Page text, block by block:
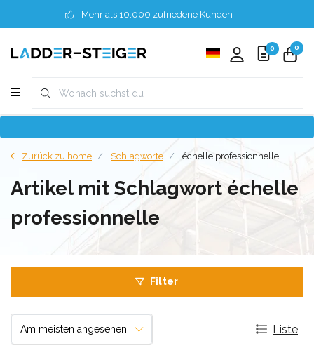
Mehr als 10.000 zufriedene Kunden
0 0
Zurück zu home Schlagworte échelle professionnelle
Artikel mit Schlagwort échelle
professionnelle
Filter
Liste